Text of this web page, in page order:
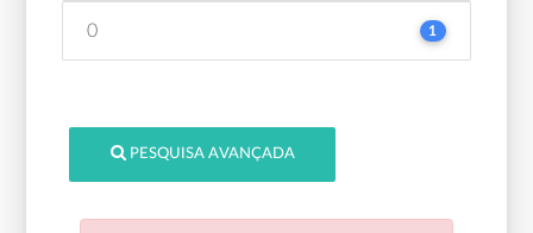
0 1
PESQUISA AVANÇADA